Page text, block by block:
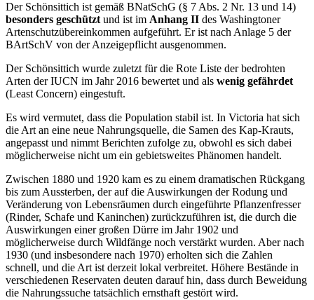
Der Schönsittich ist gemäß BNatSchG (§ 7 Abs. 2 Nr. 13 und 14)
besonders geschütztund ist im Anhang II des Washingtoner
Artenschutzübereinkommen aufgeführt. Er ist nach Anlage 5 der
BArtSchV von der Anzeigepflicht ausgenommen.
Der Schönsittich wurde zuletzt für die Rote Liste der bedrohten
Arten der IUCN im Jahr 2016 bewertet und als wenig gefährdet
(Least Concern) eingestuft.
Es wird vermutet, dass die Population stabil ist. In Victoria hat sich
die Art an eine neue Nahrungsquelle, die Samen des Kap-Krauts,
angepasst und nimmt Berichten zufolge zu, obwohl es sich dabei
möglicherweise nicht um ein gebietsweites Phänomen handelt.
Zwischen 1880 und 1920 kam es zu einem dramatischen Rückgang
bis zum Aussterben, der auf die Auswirkungen der Rodung und
Veränderung von Lebensräumen durch eingeführte Pflanzenfresser
(Rinder, Schafe und Kaninchen) zurückzuführen ist, die durch die
Auswirkungen einer großen Dürre im Jahr 1902 und
möglicherweise durch Wildfänge noch verstärkt wurden. Aber nach
1930 (und insbesondere nach 1970) erholten sich die Zahlen
schnell, und die Art ist derzeit lokal verbreitet. Höhere Bestände in
verschiedenen Reservaten deuten darauf hin, dass durch Beweidung
die Nahrungssuche tatsächlich ernsthaft gestört wird.